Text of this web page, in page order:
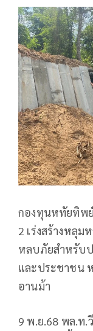
กองทุนหทัยทิพ
2 เร่งสร้างหลุ
หลบภัยสำหรับป
และประชาชน
อานม้า
9 พ.ย.68 พล.ท.